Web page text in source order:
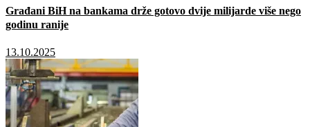
Građani BiH na bankama drže gotovo dvije milijarde više nego
godinu ranije
13.10.2025